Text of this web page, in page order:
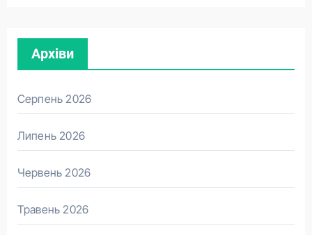
Архіви
Серпень 2026
Липень 2026
Червень 2026
Травень 2026